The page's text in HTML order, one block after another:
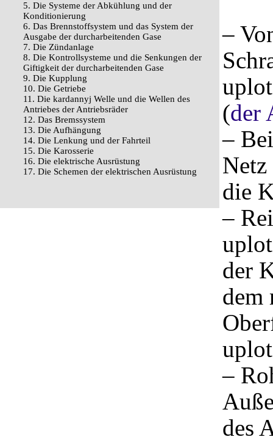
5. Die Systeme der Abkühlung und der
Konditionierung
6. Das Brennstoffsystem und das System der
Ausgabe der durcharbeitenden Gase
7. Die Zündanlage
8. Die Kontrollsysteme und die Senkungen der
Giftigkeit der durcharbeitenden Gase
9. Die Kupplung
10. Die Getriebe
11. Die kardannyj Welle und die Wellen des
Antriebes der Antriebsräder
12. Das Bremssystem
13. Die Aufhängung
14. Die Lenkung und der Fahrteil
15. Die Karosserie
16. Die elektrische Ausrüstung
17. Die Schemen der elektrischen Ausrüstung
–
(der
–
die
–
der
dem
–
des